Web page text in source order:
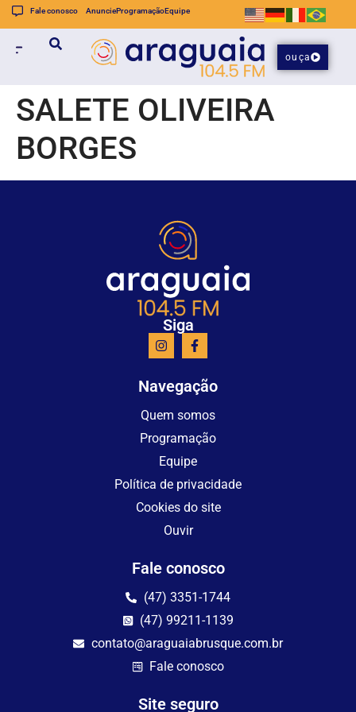
Fale conosco AnuncieProgramaçãoEquipe
ouça
SALETE OLIVEIRA
BORGES
Siga
Navegação
Quem somos
Programação
Equipe
Política de privacidade
Cookies do site
Ouvir
Fale conosco
(47) 3351-1744
(47) 99211-1139
contato@araguaiabrusque.com.br
Fale conosco
Site seguro